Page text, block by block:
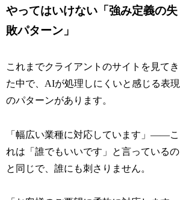
やってはいけない「強み定義の失
敗パターン」
これまでクライアントのサイトを見てき
た中で、AIが処理しにくいと感じる表現
のパターンがあります。
「幅広い業種に対応しています」——こ
れは「誰でもいいです」と言っているの
と同じで、誰にも刺さりません。